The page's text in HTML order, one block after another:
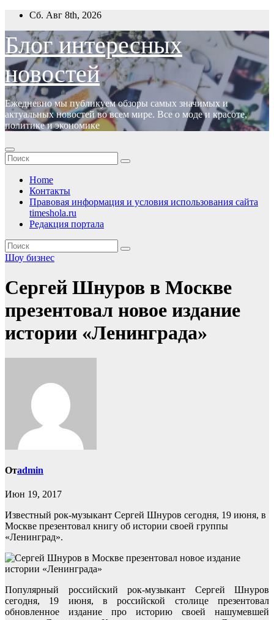
Перейти
содержимому
Сб. Авг 8th, 2026
Блог интересных
новостей
Ежедневно мы публикуем обзоры самых значимых и
актуальных новостей во всем мире. Все о моде и красоте,
политике и экономике
Home
Контакты
Правовая информация и условия использования сайта
timeshola.ru
Редакция портала
Шоу бизнес
Сергей Шнуров в Москве
презентовал новое издание
истории «Ленинграда»
Отadmin
Июн 19, 2017
Известный рок-музыкант Сергей Шнуров сегодня, 19 июня, в
Москве презентовал книгу об истории своей группы
«Ленинград».
Популярный российский рок-музыкант Сергей Шнуров
сегодня, 19 июня, в российской столице презентовал
обновленное издание про историю своей нашумевшей